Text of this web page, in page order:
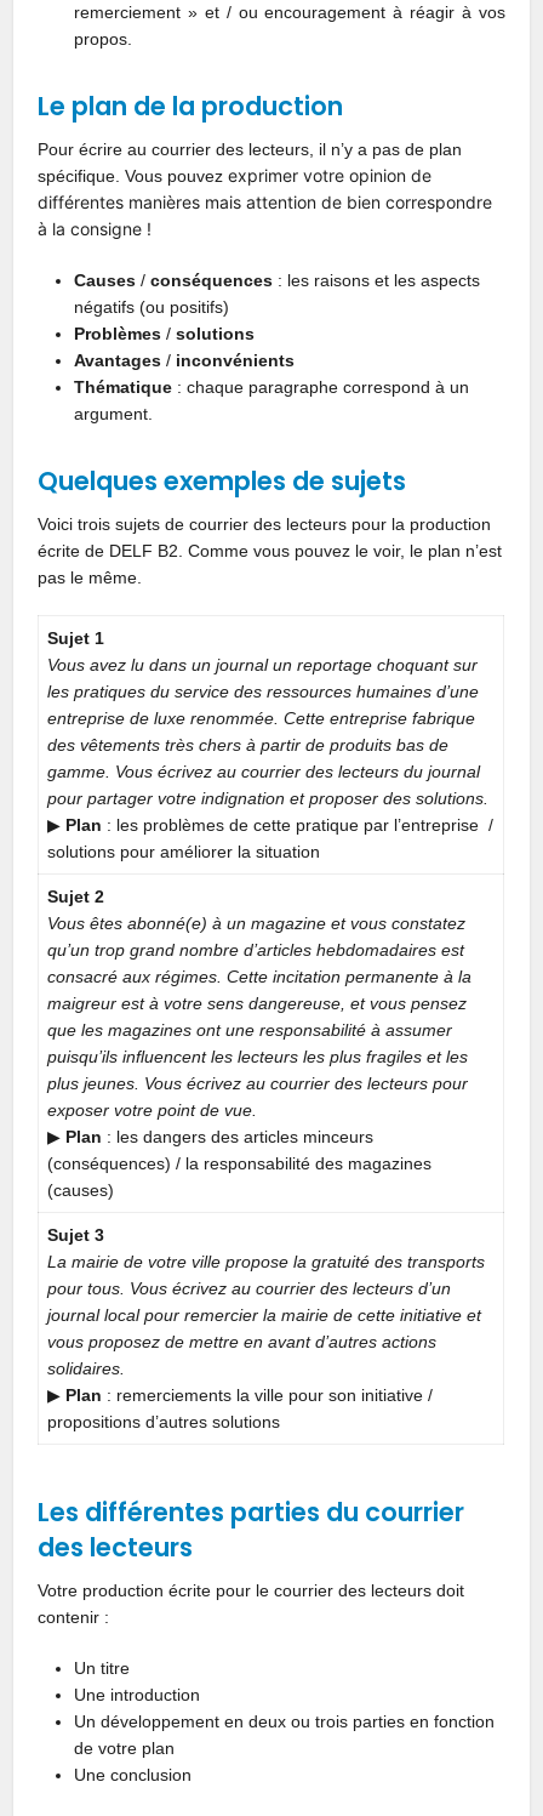
remerciement » et / ou encouragement à réagir à vos
propos.
Le plan de la production
Pour écrire au courrier des lecteurs, il n’y a pas de plan
spécifique. Vous pouvez exprimer votre opinion de
différentes manières mais attention de bien correspondre
à la consigne !
Causes /conséquences : les raisons et les aspects
négatifs (ou positifs)
Problèmes /solutions
Avantages / inconvénients
Thématique : chaque paragraphe correspond à un
argument.
Quelques exemples de sujets
Voici trois sujets de courrier des lecteurs pour la production
écrite de DELF B2. Comme vous pouvez le voir, le plan n’est
pas le même.
Sujet 1
Vous avez lu dans un journal un reportage choquant sur
les pratiques du service des ressources humaines d’une
entreprise de luxe renommée. Cette entreprise fabrique
des vêtements très chers à partir de produits bas de
gamme. Vous écrivez au courrier des lecteurs du journal
pour partager votre indignation et proposer des solutions.
▶︎ Plan : les problèmes de cette pratique par l’entreprise /
solutions pour améliorer la situation
Sujet 2
Vous êtes abonné(e) à un magazine et vous constatez
qu’un trop grand nombre d’articles hebdomadaires est
consacré aux régimes. Cette incitation permanente à la
maigreur est à votre sens dangereuse, et vous pensez
que les magazines ont une responsabilité à assumer
puisqu’ils influencent les lecteurs les plus fragiles et les
plus jeunes. Vous écrivez au courrier des lecteurs pour
exposer votre point de vue.
▶︎ Plan : les dangers des articles minceurs
(conséquences) / la responsabilité des magazines
(causes)
Sujet 3
La mairie de votre ville propose la gratuité des transports
pour tous. Vous écrivez au courrier des lecteurs d’un
journal local pour remercier la mairie de cette initiative et
vous proposez de mettre en avant d’autres actions
solidaires.
▶︎ Plan : remerciements la ville pour son initiative /
propositions d’autres solutions
Les différentes parties du courrier
des lecteurs
Votre production écrite pour le courrier des lecteurs doit
contenir :
Un titre
Une introduction
Un développement en deux ou trois parties en fonction
de votre plan
Une conclusion